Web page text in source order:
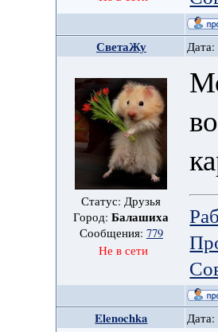
СветаЖу
Статус: Друзья
Город:Балашиха
Сообщения: 779
Не в сети
Elenochka